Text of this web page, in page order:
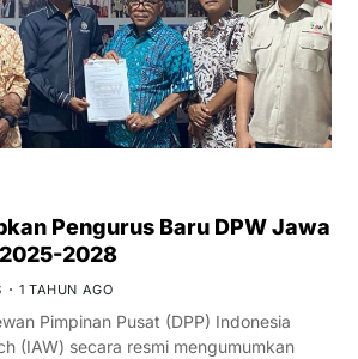
Pengurus Baru DPW Jawa
2028
1 TAHUN AGO
Pimpinan Pusat (DPP) Indonesia
(IAW) secara resmi mengumumkan